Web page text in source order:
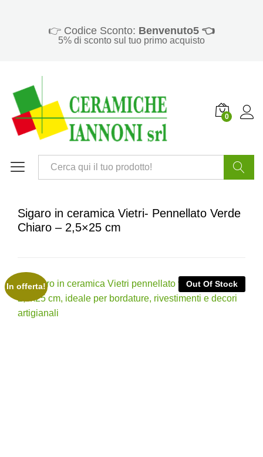
👉 Codice Sconto: Benvenuto5 👈
5% di sconto sul tuo primo acquisto
0
Sigaro in ceramica Vietri- Pennellato Verde
Chiaro – 2,5×25 cm
In offerta! Out Of Stock